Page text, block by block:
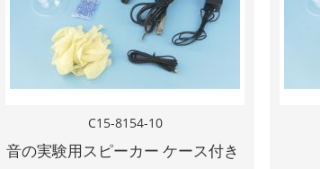
C15-8154-10
音の実験用スピーカー ケース付き